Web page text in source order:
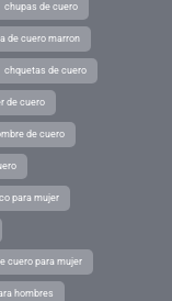
chupas de cuero
de cuero marron
chquetas de cuero
de cuero
de cuero
para mujer
cuero para mujer
hombres